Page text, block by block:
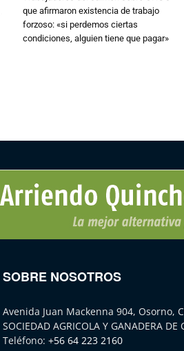
que afirmaron existencia de trabajo
forzoso: «si perdemos ciertas
condiciones, alguien tiene que pagar»
SOBRE NOSOTROS
Avenida Juan Mackenna 904, Osorno,
SOCIEDAD AGRICOLA Y GANADERA DE
Teléfono: +56 64 223 2160